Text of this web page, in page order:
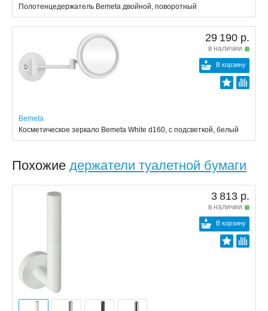
Полотенцедержатель Bemeta двойной, поворотный
29 190 р.
в наличии
В корзину
Bemeta
Косметическое зеркало Bemeta White d160, с подсветкой, белый
Похожие держатели туалетной бумаги
3 813 р.
в наличии
В корзину